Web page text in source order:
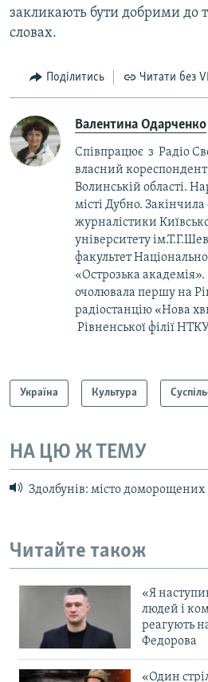
закликають бути добрими до
словах.
Поділитись Читати без
Валентина Одарченко
Співпрацює з Радіо
власний кореспондент
Волинській області.
місті Дубно. Закінчила
журналістики
університету
факультет
«Острозька академія».
очолювала першу на
радіостанцію «Нова
Рівненської філії
Україна Культура
НА ЦЮ Ж ТЕМУ
Здолбунів: місто доморощених
Читайте також
«Я
людей і
реагують
Федорова
«Один